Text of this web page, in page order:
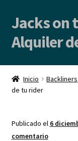
Ir
a
la
Ir
al
contenido
Jacks on
Alquiler
Inicio
Alquiler de
Inicio Backliners
de tu rider
Publicado el 6
comentario